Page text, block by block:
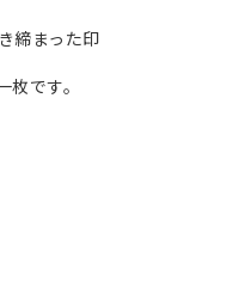
締まった印
です。